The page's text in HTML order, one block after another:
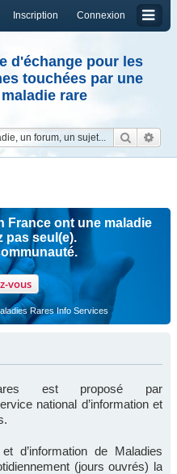
Connexion
Inscription
d'échange pour les
touchées par une
maladie rare
France ont une maladie
pas seul(e).
vous
Rares Info Services
est proposé par
national d’information et
d’information de Maladies
(jours ouvrés) la